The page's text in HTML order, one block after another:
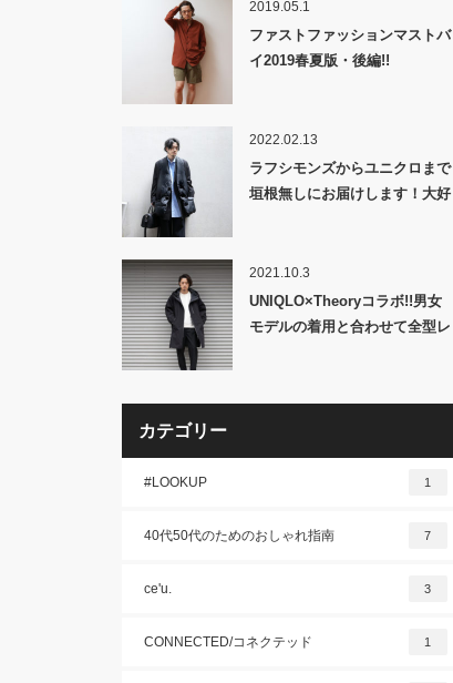
2019.05.1
ファストファッションマストバ
イ2019春夏版・後編!!
2022.02.13
ラフシモンズからユニクロまで
垣根無しにお届けします！大好
2021.10.3
UNIQLO×Theoryコラボ!!男女
モデルの着用と合わせて全型レ
カテゴリー
#LOOKUP 1
40代50代のためのおしゃれ指南 7
ce'u. 3
CONNECTED/コネクテッド 1